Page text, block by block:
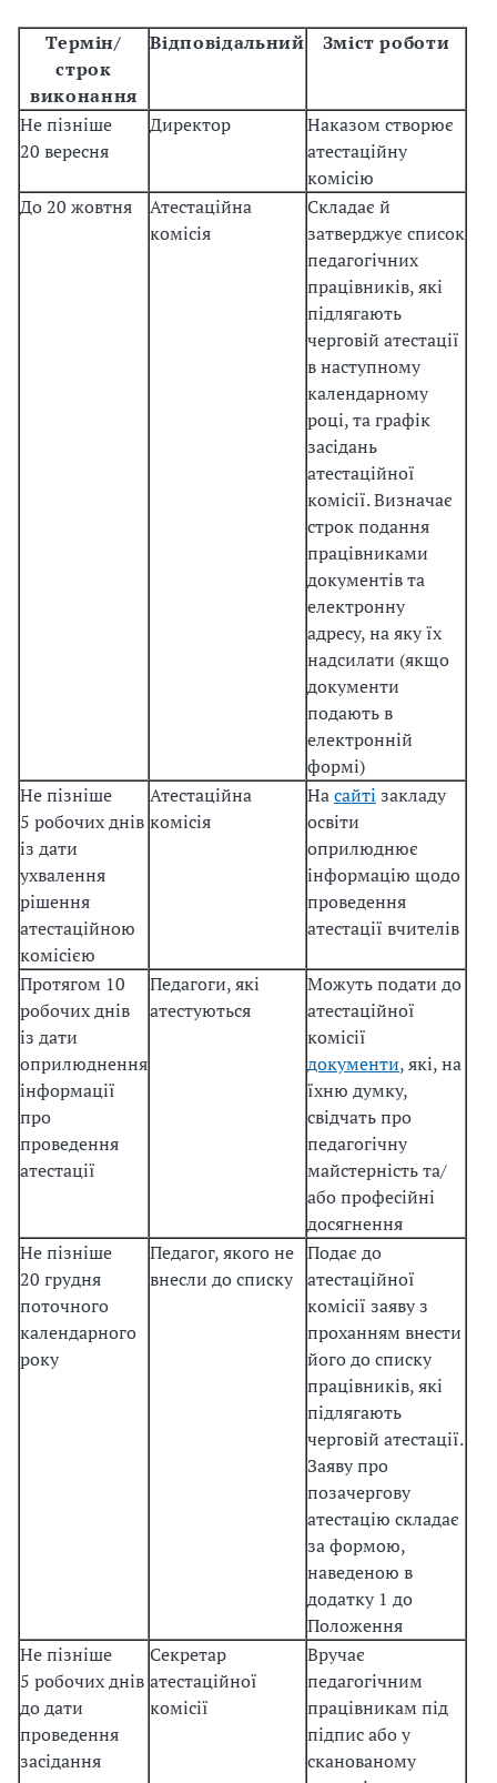
Термін/
строк
виконання
Відповідальний Зміст роботи
Не пізніше
20 вересня
Директор
Наказом створює
атестаційну
комісію
До 20 жовтня
Атестаційна
комісія
Складає й
затверджує список
педагогічних
працівників, які
підлягають
черговій атестації
в наступному
календарному
році, та графік
засідань
атестаційної
комісії. Визначає
строк подання
працівниками
документів та
електронну
адресу, на яку їх
надсилати (якщо
документи
подають в
електронній
формі)
Не пізніше
5 робочих днів
із дати
ухвалення
рішення
атестаційною
комісією
Атестаційна
комісія
Насайті закладу
освіти
оприлюднює
інформацію щодо
проведення
атестації вчителів
Протягом 10
робочих днів
із дати
оприлюднення
інформації
про
проведення
атестації
Педагоги, які
атестуються
Можуть подати до
атестаційної
комісії
документи, які, на
їхню думку,
свідчать про
педагогічну
майстерність та/
або професійні
досягнення
Не пізніше
20 грудня
поточного
календарного
року
Педагог, якого не
внесли до списку
Подає до
атестаційної
комісії заяву з
проханням внести
його до списку
працівників, які
підлягають
черговій атестації.
Заяву про
позачергову
атестацію складає
за формою,
наведеною в
додатку 1 до
Положення
Не пізніше
5 робочих днів
до дати
проведення
засідання
Секретар
атестаційної
комісії
Вручає
педагогічним
працівникам під
підпис або у
сканованому